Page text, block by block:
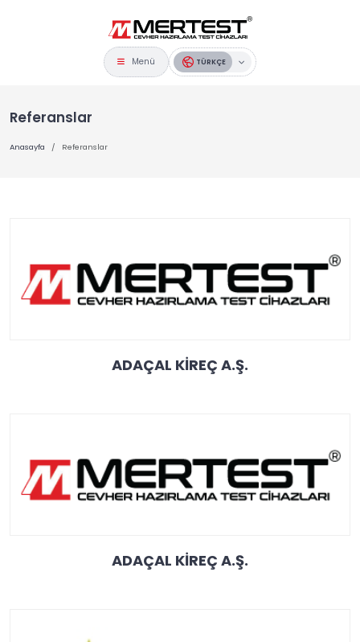
Menü TÜRKÇE
Referanslar
Anasayfa Referanslar
ADAÇAL KİREÇ A.Ş.
ADAÇAL KİREÇ A.Ş.